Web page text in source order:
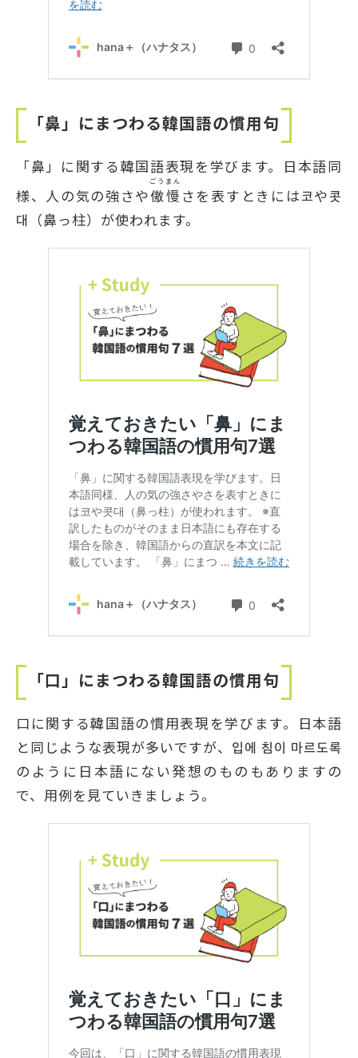
「鼻」にまつわる韓国語の慣用句
「鼻」に関する韓国語表現を学びます。日本語同
様、人の気の強さや傲慢
ごうまん
さを表すときには코や콧
대（鼻っ柱）が使われます。
「口」にまつわる韓国語の慣用句
口に関する韓国語の慣用表現を学びます。日本語
と同じような表現が多いですが、입에 침이 마르도록
のように日本語にない発想のものもありますの
で、用例を見ていきましょう。